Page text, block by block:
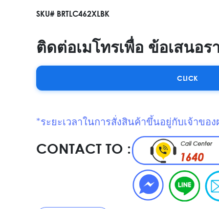
SKU# BRTLC462XLBK
ติดต่อเมโทรเพื่อ ข้อเสนอร
CLICK
*ระยะเวลาในการสั่งสินค้าขึ้นอยู่กับเจ้าข
CONTACT TO :